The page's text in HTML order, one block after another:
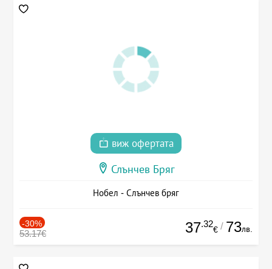
виж офертата
Слънчев Бряг
Нобел - Слънчев бряг
-30%
53.17€ 37.32
€ / 73лв.